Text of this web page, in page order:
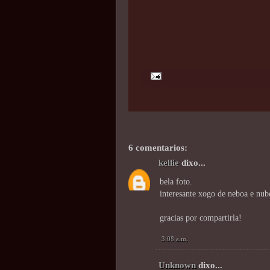
6 comentarios:
kellie dixo...
bela foto.
interesante xogo de neboa e
gracias por compartirla!
3:08 a.m.
Unknowndixo...